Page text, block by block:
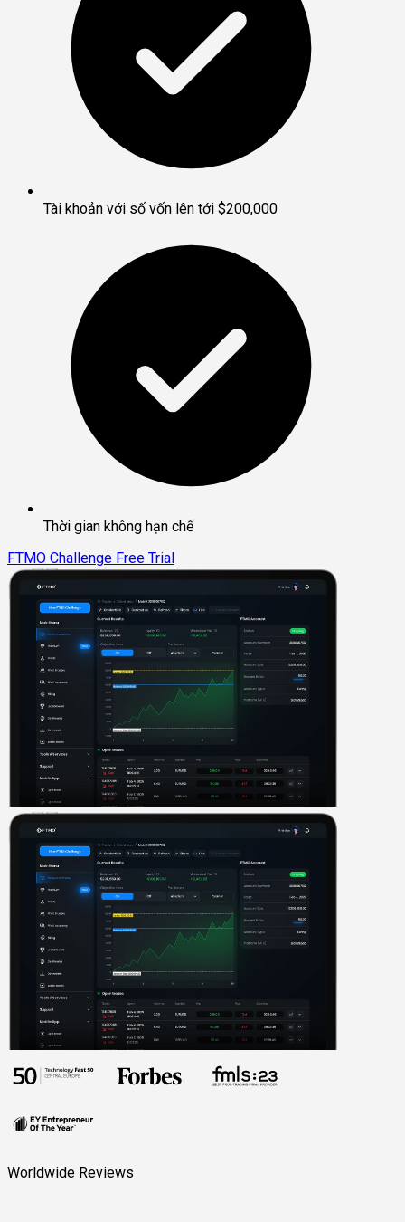
Tài khoản với số vốn lên tới $200,000
Thời gian không hạn chế
FTMO Challenge Free Trial
Worldwide Reviews